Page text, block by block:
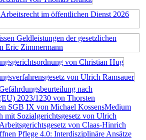
nach
2023/1230 von Thorsten
SGB IX von Michael KossensMedium
mit Sozialgerichtsgesetz von Ulrich
von Claas-Hinrich
Pflege 4.0: Interdisziplinäre Ansätze